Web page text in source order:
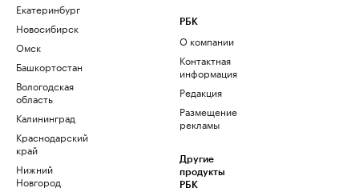
Екатеринбург
Новосибирск
Омск
Башкортостан
Вологодская
область
Калининград
Краснодарский
край
Нижний
Новгород
РБК
О компании
Контактная
информация
Редакция
Размещение
рекламы
Другие
продукты
РБК